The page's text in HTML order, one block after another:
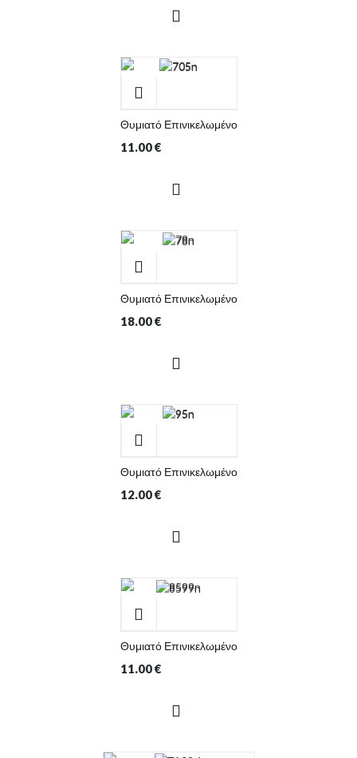
Θυμιατό Επινικελωμένο
11.00€
Θυμιατό Επινικελωμένο
18.00€
Θυμιατό Επινικελωμένο
12.00€
Θυμιατό Επινικελωμένο
11.00€